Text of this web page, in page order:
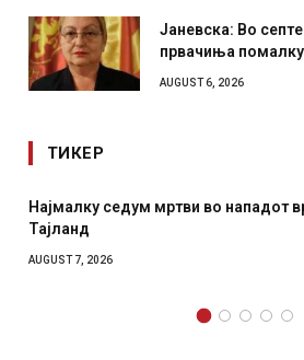
Јаневска: Во
првачиња
AUGUST 6, 2026
ТИКЕР
Најмалку седум мртви во нападот
Тајланд
AUGUST 7, 2026